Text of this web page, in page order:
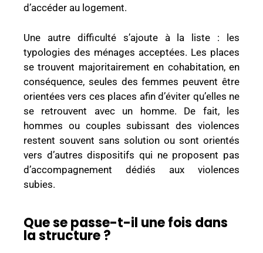
d’accéder au logement.
Une autre difficulté s’ajoute à la liste : les
typologies des ménages acceptées. Les places
se trouvent majoritairement en cohabitation, en
conséquence, seules des femmes peuvent être
orientées vers ces places afin d’éviter qu’elles ne
se retrouvent avec un homme. De fait, les
hommes ou couples subissant des violences
restent souvent sans solution ou sont orientés
vers d’autres dispositifs qui ne proposent pas
d’accompagnement dédiés aux violences
subies.
Que se passe-t-il une fois dans
la structure ?